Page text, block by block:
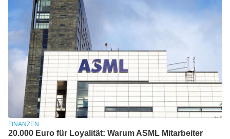
FINANZEN
20.000 Euro für Loyalität: Warum ASML Mitarbeiter